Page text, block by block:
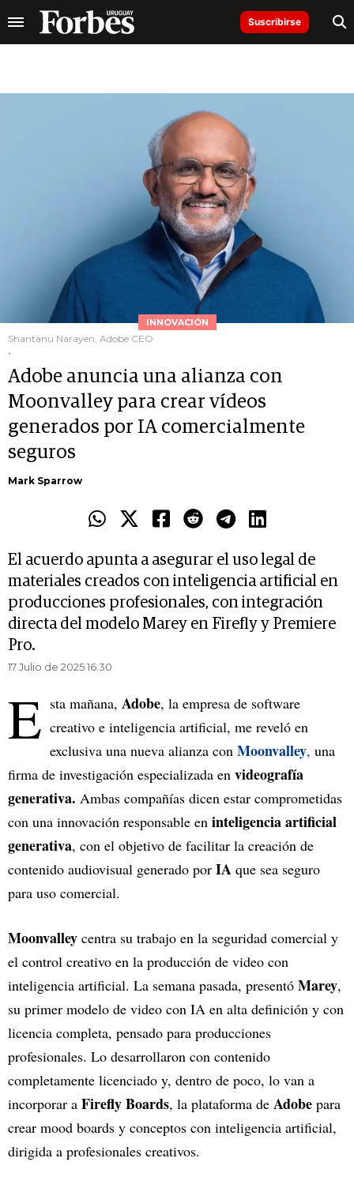
Suscribirse
INNOVACIÓN
Shantanu Narayen, Adobe CEO
.
Adobe anuncia una alianza con
Moonvalley para crear vídeos
generados por IA comercialmente
seguros
Mark Sparrow
El acuerdo apunta a asegurar el uso legal de
materiales creados con inteligencia artificial en
producciones profesionales, con integración
directa del modelo Marey en Firefly y Premiere
Pro.
17 Julio de 2025 16.30
E sta mañana, Adobe, la empresa de software
creativo e inteligencia artificial, me reveló en
exclusiva una nueva alianza con Moonvalley, una
firma de investigación especializada en videografía
generativa. Ambas compañías dicen estar comprometidas
con una innovación responsable en inteligencia artificial
generativa, con el objetivo de facilitar la creación de
contenido audiovisual generado por IA que sea seguro
para uso comercial.
Moonvalley centra su trabajo en la seguridad comercial y
el control creativo en la producción de video con
inteligencia artificial. La semana pasada, presentó Marey,
su primer modelo de video con IA en alta definición y con
licencia completa, pensado para producciones
profesionales. Lo desarrollaron con contenido
completamente licenciado y, dentro de poco, lo van a
incorporar a Firefly Boards, la plataforma de Adobe para
crear mood boards y conceptos con inteligencia artificial,
dirigida a profesionales creativos.